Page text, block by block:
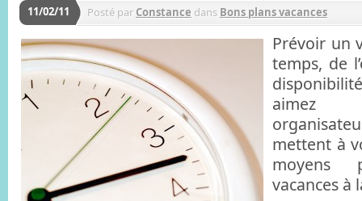
11/02/11 Posté par Constance dans Bons plans vacances
Prévoir un
temps, de
aimez
mettent à
vacances à